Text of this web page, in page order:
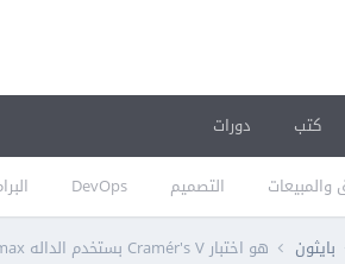
والمبيعات التصميم DevOps
كتب دورات
بايثون هو اختبار Cramér's V بستخدم الداله max ولا min عشان احصل علي قيمه k ؟